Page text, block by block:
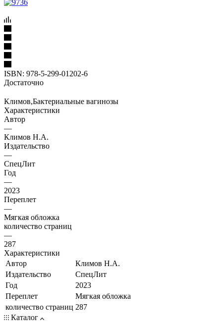
ISBN: 978-5-299-01202-6
Достаточно
Климов,Бактериальные вагинозы
Характеристики
Автор
—
Климов Н.А.
Издательство
—
СпецЛит
Год
—
2023
Переплет
—
Мягкая обложка
количество страниц
—
287
Характеристики
Автор
Климов Н.А.
Издательство
СпецЛит
Год
2023
Переплет
Мягкая обложка
количество страниц 287
Каталог